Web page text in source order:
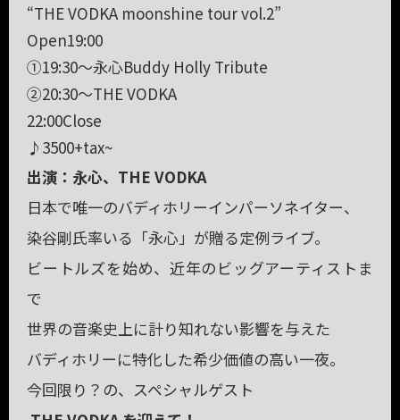
“THE VODKA moonshine tour vol.2”
Open19:00
①19:30〜永心Buddy Holly Tribute
②20:30〜THE VODKA
22:00Close
♪3500+tax~
出演：永心、THE VODKA
日本で唯一のバディホリーインパーソネイター、
染谷剛氏率いる「永心」が贈る定例ライブ。
ビートルズを始め、近年のビッグアーティストま
で
世界の音楽史上に計り知れない影響を与えた
バディホリーに特化した希少価値の高い一夜。
今回限り？の、スペシャルゲスト